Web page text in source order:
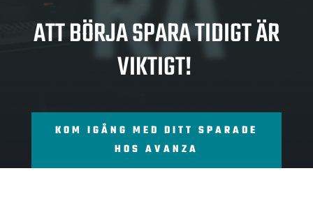
ATT BÖRJA SPARA TIDIGT ÄR
VIKTIGT!
KOM IGÅNG MED DITT SPARADE
HOS AVANZA